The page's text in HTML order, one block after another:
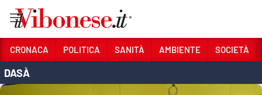
Sezioni
CRONACA POLITICA SANITÀ AMBIENTE SOCIETÀ
DASÀ